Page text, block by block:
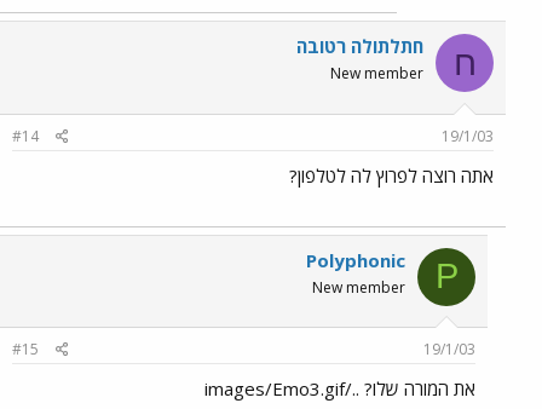
ח חתלתולה רטובה
New member
19/1/03
#14
אתה רוצה לפרוץ לה לטלפון?
P
Polyphonic
New member
19/1/03
#15
את המורה שלו? ../images/Emo3.gif